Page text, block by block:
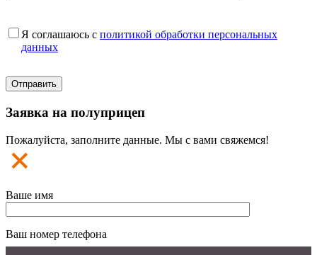
Я соглашаюсь с политикой обработки персональных
данных
Заявка на полуприцеп
Пожалуйста, заполните данные. Мы с вами свяжемся!
Ваше имя
Ваш номер телефона